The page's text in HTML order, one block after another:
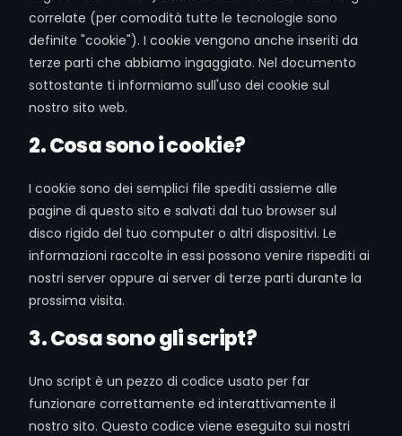
correlate (per comodità tutte le tecnologie sono
definite "cookie"). I cookie vengono anche inseriti da
terze parti che abbiamo ingaggiato. Nel documento
sottostante ti informiamo sull'uso dei cookie sul
nostro sito web.
2. Cosa sono i cookie?
I cookie sono dei semplici file spediti assieme alle
pagine di questo sito e salvati dal tuo browser sul
disco rigido del tuo computer o altri dispositivi. Le
informazioni raccolte in essi possono venire rispediti ai
nostri server oppure ai server di terze parti durante la
prossima visita.
3. Cosa sono gli script?
Uno script è un pezzo di codice usato per far
funzionare correttamente ed interattivamente il
nostro sito. Questo codice viene eseguito sui nostri